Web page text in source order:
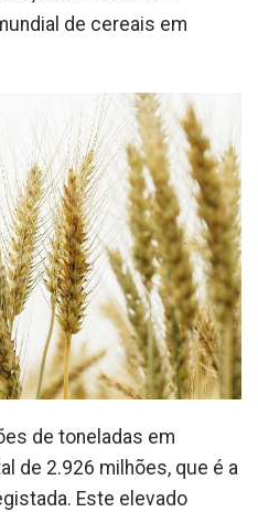
de cereais em
de toneladas em
de 2.926 milhões, que é a
Este elevado